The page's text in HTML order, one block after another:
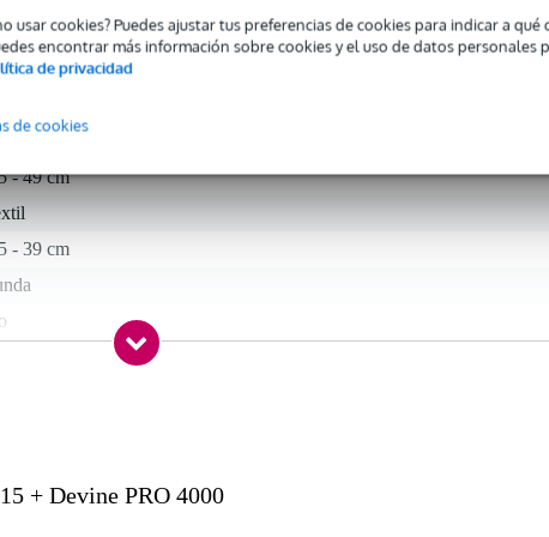
usar cookies? Puedes ajustar tus preferencias de cookies para indicar a
encontrar más información sobre cookies y el uso de datos personales
de privacidad
de cookies
- 49 cm
- 39 cm
+ Devine PRO 4000